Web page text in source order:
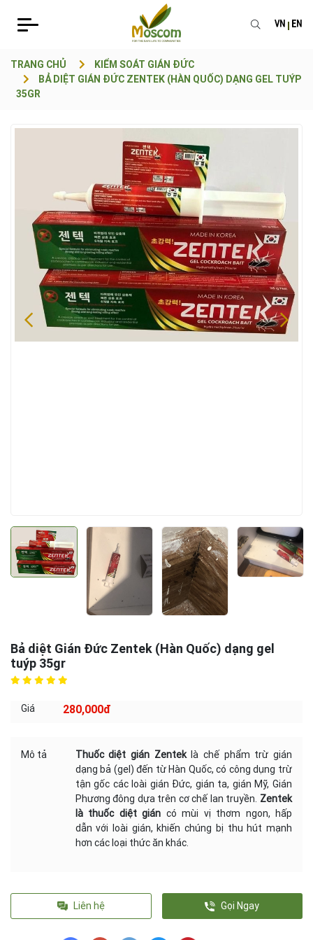
VN EN
TRANG CHỦ
KIỂM SOÁT GIÁN ĐỨC
BẢ DIỆT GIÁN ĐỨC ZENTEK (HÀN QUỐC) DẠNG GEL TUÝP
35GR
Bả diệt Gián Đức Zentek (Hàn Quốc) dạng gel
tuýp 35gr
Giá 280,000đ
Mô tả Thuốc diệt gián Zenteklà chế phẩm trừ gián
dạng bả (gel) đến từ Hàn Quốc, có công dụng trừ
tận gốc các loài gián Đức, gián ta, gián Mỹ, Gián
Phương đông dựa trên cơ chế lan truyền. Zentek
là thuốc diệt gián có mùi vị thơm ngon, hấp
dẫn với loài gián, khiến chúng bị thu hút mạnh
hơn các loại thức ăn khác.
Liên hệ Gọi Ngay